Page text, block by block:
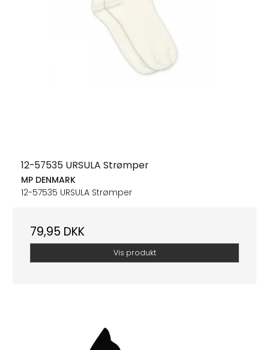
12-57535 URSULA Strømper
MP DENMARK
12-57535 URSULA Strømper
79,95 DKK
Vis produkt